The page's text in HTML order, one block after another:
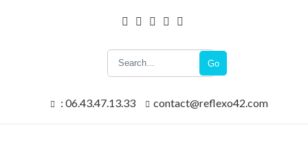
Go
: 06.43.47.13.33 contact@reflexo42.com